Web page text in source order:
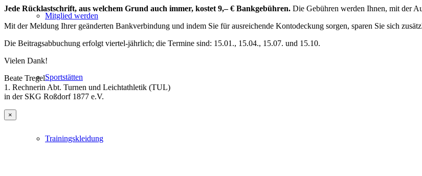
Mitglied werden
Sportstätten
Trainingskleidung
Jede Rücklastschrift, aus welchem Grund auch immer, kostet 9,– € Bankgebühren. Die Gebühren werden Ihnen, mit der
Mit der Meldung Ihrer geänderten Bankverbindung und indem Sie für ausreichende Kontodeckung sorgen, sparen Sie sich
Die Beitragsabbuchung erfolgt viertel-jährlich; die Termine sind: 15.01., 15.04., 15.07. und 15.10.
Vielen Dank!
Beate Tregel
1. Rechnerin Abt. Turnen und Leichtathletik (TUL)
in der SKG Roßdorf 1877 e.V.
×